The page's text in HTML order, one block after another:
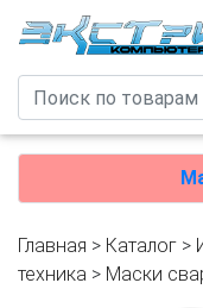
Главная > Каталог >
техника > Маски